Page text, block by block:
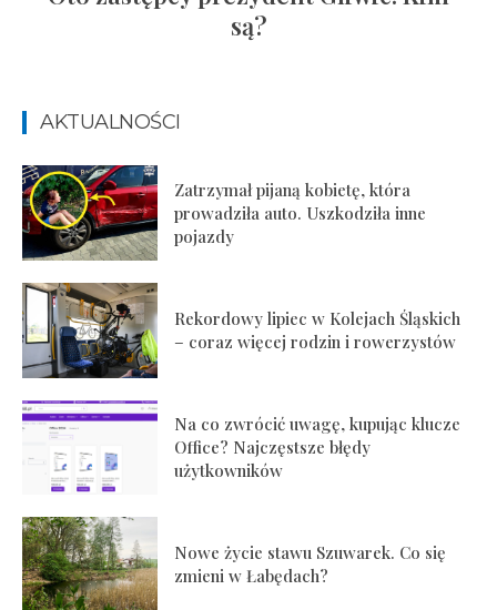
są?
AKTUALNOŚCI
Zatrzymał pijaną kobietę, która
prowadziła auto. Uszkodziła inne
pojazdy
Rekordowy lipiec w Kolejach Śląskich
– coraz więcej rodzin i rowerzystów
Na co zwrócić uwagę, kupując klucze
Office? Najczęstsze błędy
użytkowników
Nowe życie stawu Szuwarek. Co się
zmieni w Łabędach?